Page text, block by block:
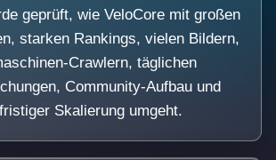
geprüft, wie VeloCore mit großen
starken Rankings, vielen Bildern,
Crawlern, täglichen
Community-Aufbau und
Skalierung umgeht.